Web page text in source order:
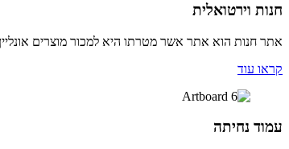
חנות וירטואלית
אתר חנות הוא אתר אשר מטרתו היא למכור מוצרים
קראו עוד
עמוד נחיתה